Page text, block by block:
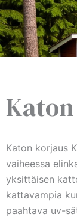
Katon korjaus
vaiheessa
yksittäisen
kattavampia
paahtava uv-